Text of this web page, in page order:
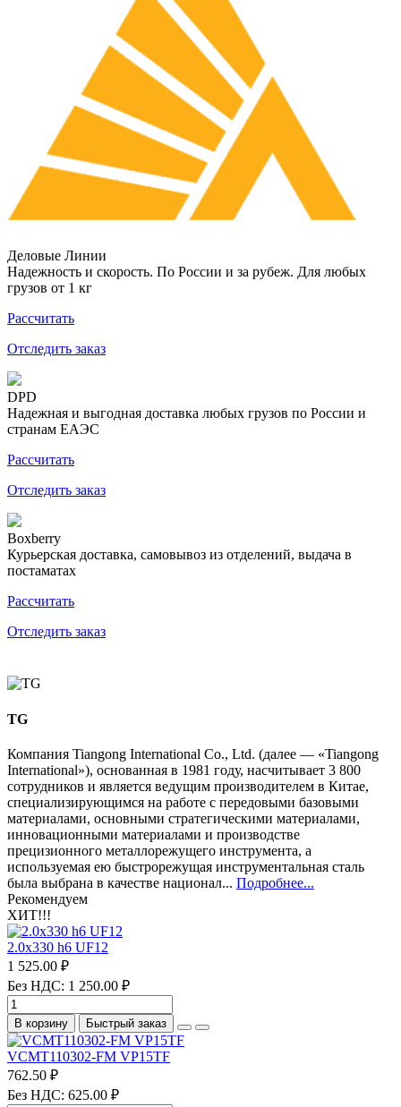
Деловые Линии
Надежность и скорость. По России и за рубеж. Для любых
грузов от 1 кг
Рассчитать
Отследить заказ
DPD
Надежная и выгодная доставка любых грузов по России и
странам ЕАЭС
Рассчитать
Отследить заказ
Boxberry
Курьерская доставка, самовывоз из отделений, выдача в
постаматах
Рассчитать
Отследить заказ
TG
Компания Tiangong International Co., Ltd. (далее — «Tiangong
International»), основанная в 1981 году, насчитывает 3 800
сотрудников и является ведущим производителем в Китае,
специализирующимся на работе с передовыми базовыми
материалами, основными стратегическими материалами,
инновационными материалами и производстве
прецизионного металлорежущего инструмента, а
используемая ею быстрорежущая инструментальная сталь
была выбрана в качестве национал... Подробнее...
Рекомендуем
ХИТ!!!
2.0х330 h6 UF12
1 525.00 ₽
Без НДС: 1 250.00 ₽
В корзину Быстрый заказ
VCMT110302-FM VP15TF
762.50 ₽
Без НДС: 625.00 ₽